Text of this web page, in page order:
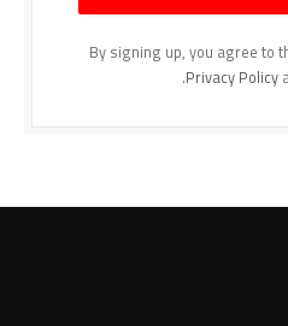
Privacy Policy